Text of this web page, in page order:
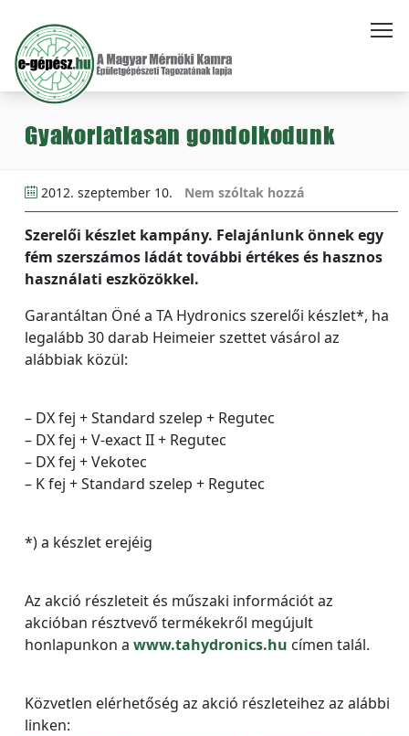
Gyakorlatiasan gondolkodunk
2012. szeptember 10. Nem szóltak hozzá
Szerelői készlet kampány. Felajánlunk önnek egy
fém szerszámos ládát további értékes és hasznos
használati eszközökkel.
Garantáltan Öné a TA Hydronics szerelői készlet*, ha
legalább 30 darab Heimeier szettet vásárol az
alábbiak közül:
– DX fej + Standard szelep + Regutec
– DX fej + V-exact II + Regutec
– DX fej + Vekotec
– K fej + Standard szelep + Regutec
*) a készlet erejéig
Az akció részleteit és műszaki információt az
akcióban résztvevő termékekről megújult
honlapunkon a www.tahydronics.hu címen talál.
Közvetlen elérhetőség az akció részleteihez az alábbi
linken: